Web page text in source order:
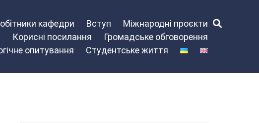
кафедри Вступ
Міжнародні проєкти
Корисні посилання
Громадське обговорення
опитування
Студентське життя